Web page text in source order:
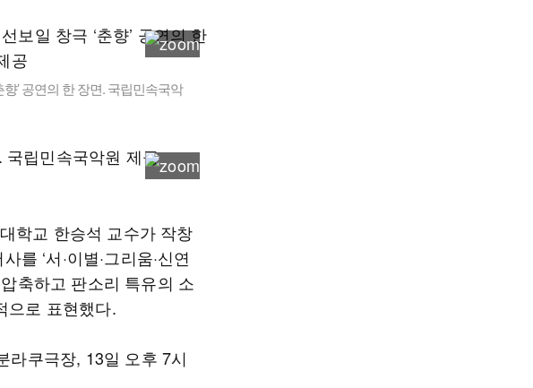
’ 공연의 한 장면. 국립민속국악
학교 한승석 교수가 작창
를 ‘서·이별·그리움·신연
압축하고 판소리 특유의 소
으로 표현했다.
라쿠극장, 13일 오후 7시